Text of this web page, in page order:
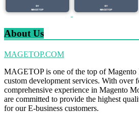
About Us
MAGETOP.COM
MAGETOP is one of the top of Magento
custom development services. With over
comprehensive experience in Magento
are committed to provide the highest
for our E-business customers.